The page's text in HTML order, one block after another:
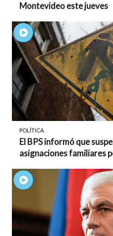
Montevideo este jueves
POLÍTICA
El BPS informó que
asignaciones familiares